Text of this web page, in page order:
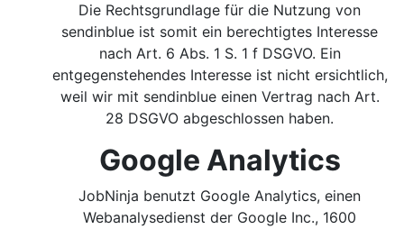
Die Rechtsgrundlage für die Nutzung von
sendinblue ist somit ein berechtigtes Interesse
nach Art. 6 Abs. 1 S. 1 f DSGVO. Ein
entgegenstehendes Interesse ist nicht ersichtlich,
weil wir mit sendinblue einen Vertrag nach Art.
28 DSGVO abgeschlossen haben.
Google Analytics
JobNinja benutzt Google Analytics, einen
Webanalysedienst der Google Inc., 1600